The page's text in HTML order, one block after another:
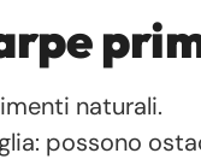
naturali.
possono